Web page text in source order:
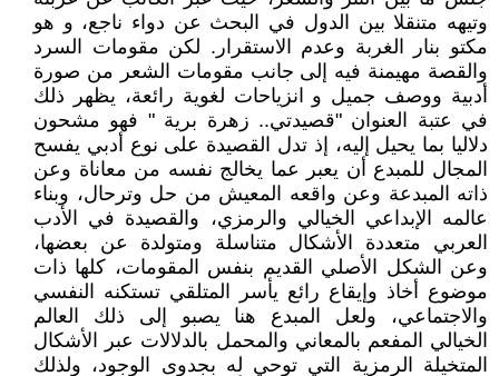
وتيهه متنقلا بين الدول في البحث عن دواء ناجع، و هو
مكتو بنار الغربة وعدم الاستقرار. لكن مقومات السرد
والقصة مهيمنة فيه إلى جانب مقومات الشعر من صورة
أدبية ووصف جميل و انزياحات لغوية رائعة، يظهر ذلك
في عتبة العنوان "قصيدتي.. زهرة برية " فهو مشحون
دلاليا بما يحيل إليه، إذ تدل القصيدة على نوع أدبي يفسح
المجال للمبدع أن يعبر عما يخالج نفسه من معاناة وعن
ذاته المبدعة وعن واقعه المعيش من حل وترحال، وبناء
عالمه الإبداعي الخيالي والرمزي، والقصيدة في الأدب
العربي متعددة الأشكال متناسلة ومتولدة عن بعضها،
وعن الشكل الأصلي القديم بنفس المقومات، كلها ذات
موضوع أخاذ وإيقاع رائع يأسر المتلقي تستكنه النفسي
والاجتماعي، ولعل المبدع هنا يصبو إلى ذلك العالم
الخيالي المفعم بالمعاني والمحمل بالدلالات عبر الأشكال
المتخيلة الرمزية التي توحي له بجدوى الوجود، ولذلك